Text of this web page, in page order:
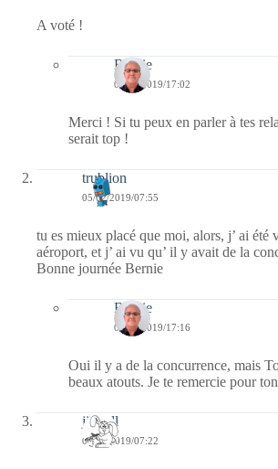
A voté !
Bernie
05/02/2019/17:02
Merci ! Si tu peux en parler à tes
serait top !
trublion
05/02/2019/07:55
tu es mieux placé que moi, alors, j’ ai été
aéroport, et j’ ai vu qu’ il y avait de la
Bonne journée Bernie
Bernie
05/02/2019/17:16
Oui il y a de la concurrence, mais
beaux atouts. Je te remercie pour
jill bill
05/02/2019/07:22